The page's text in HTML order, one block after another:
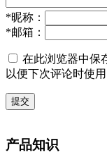
*昵称：
*邮箱：
在此浏览器中保
以便下次评论时使用
提交
产品知识